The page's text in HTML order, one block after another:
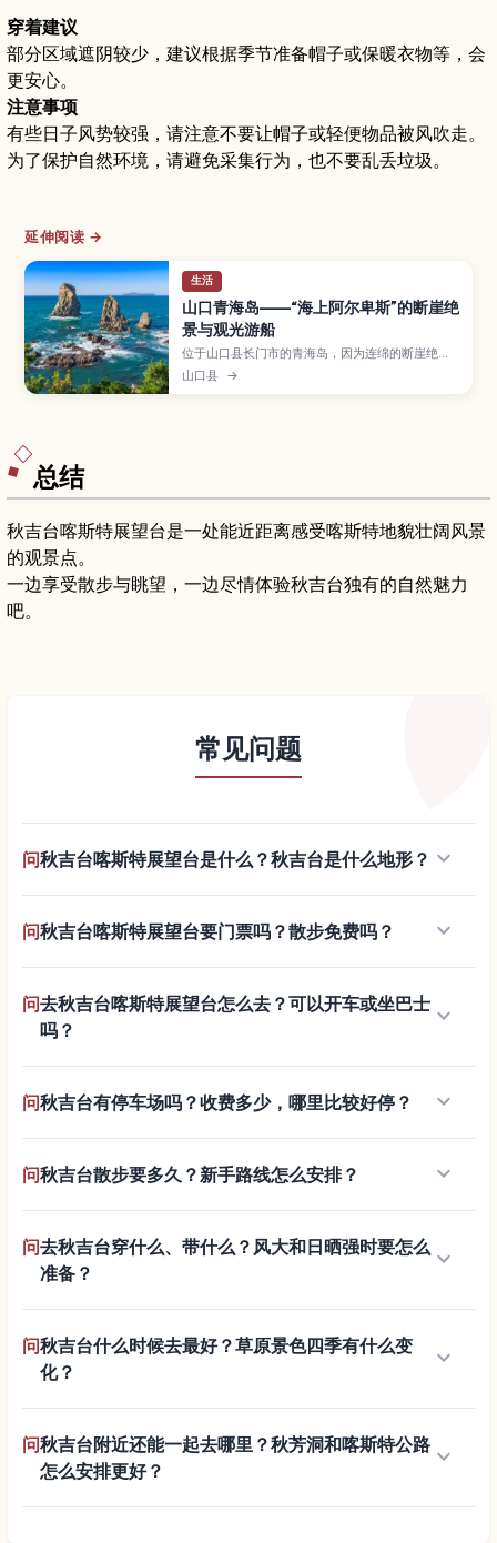
穿着建议
部分区域遮阴较少，建议根据季节准备帽子或保暖衣物等，会
更安心。
注意事项
有些日子风势较强，请注意不要让帽子或轻便物品被风吹走。
为了保护自然环境，请避免采集行为，也不要乱丢垃圾。
延伸阅读 →
生活
山口青海岛——“海上阿尔卑斯”的断崖绝
景与观光游船
位于山口县长门市的青海岛，因为连绵的断崖绝壁
和奇岩海蚀洞，被称为“海上阿尔卑斯”。文章介绍
观光游船与海岸步道的精华景点、最佳观赏季节、
山口县 →
总结
秋吉台喀斯特展望台是一处能近距离感受喀斯特地貌壮阔风景
的观景点。
一边享受散步与眺望，一边尽情体验秋吉台独有的自然魅力
吧。
常见问题
问秋吉台喀斯特展望台是什么？秋吉台是什么地形？ keyboard_arrow_down
问秋吉台喀斯特展望台要门票吗？散步免费吗？ keyboard_arrow_down
问去秋吉台喀斯特展望台怎么去？可以开车或坐巴士
吗？
keyboard_arrow_down
问秋吉台有停车场吗？收费多少，哪里比较好停？ keyboard_arrow_down
问秋吉台散步要多久？新手路线怎么安排？ keyboard_arrow_down
问去秋吉台穿什么、带什么？风大和日晒强时要怎么
准备？
keyboard_arrow_down
问秋吉台什么时候去最好？草原景色四季有什么变
化？
keyboard_arrow_down
问秋吉台附近还能一起去哪里？秋芳洞和喀斯特公路
怎么安排更好？
keyboard_arrow_down